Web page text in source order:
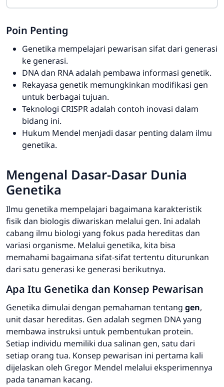
Poin Penting
Genetika mempelajari pewarisan sifat dari generasi
ke generasi.
DNA dan RNA adalah pembawa informasi genetik.
Rekayasa genetik memungkinkan modifikasi gen
untuk berbagai tujuan.
Teknologi CRISPR adalah contoh inovasi dalam
bidang ini.
Hukum Mendel menjadi dasar penting dalam ilmu
genetika.
Mengenal Dasar-Dasar Dunia
Genetika
Ilmu genetika mempelajari bagaimana karakteristik
fisik dan biologis diwariskan melalui gen. Ini adalah
cabang ilmu biologi yang fokus pada hereditas dan
variasi organisme. Melalui genetika, kita bisa
memahami bagaimana sifat-sifat tertentu diturunkan
dari satu generasi ke generasi berikutnya.
Apa Itu Genetika dan Konsep Pewarisan
Genetika dimulai dengan pemahaman tentang gen,
unit dasar hereditas. Gen adalah segmen DNA yang
membawa instruksi untuk pembentukan protein.
Setiap individu memiliki dua salinan gen, satu dari
setiap orang tua. Konsep pewarisan ini pertama kali
dijelaskan oleh Gregor Mendel melalui eksperimennya
pada tanaman kacang.